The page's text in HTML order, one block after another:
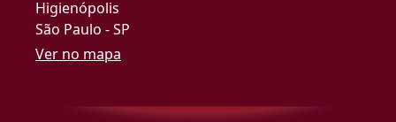
Higienópolis
São Paulo - SP
Ver no mapa